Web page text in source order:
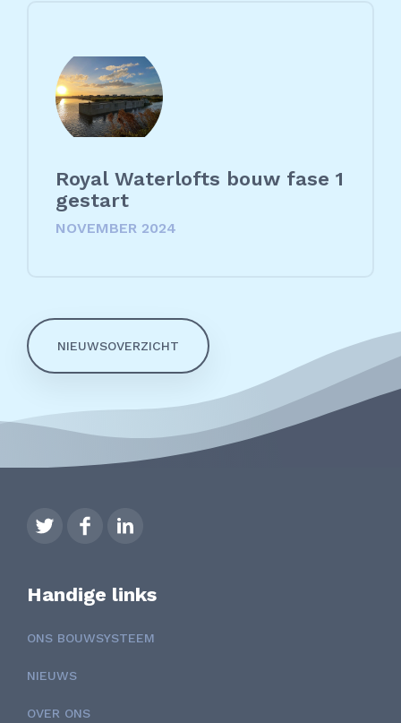
Royal Waterlofts bouw fase 1
gestart
NOVEMBER 2024
NIEUWSOVERZICHT
Handige links
ONS BOUWSYSTEEM
NIEUWS
OVER ONS